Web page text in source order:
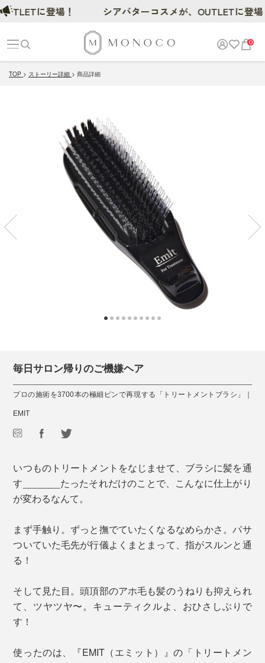
0
TOP ストーリー詳細 商品詳細
毎日サロン帰りのご機嫌ヘア
プロの施術を3700本の極細ピンで再現する「トリートメントブラシ」｜
EMIT
いつものトリートメントをなじませて、ブラシに髪を通
す_______たったそれだけのことで、こんなに仕上がり
が変わるなんて。
まず手触り。ずっと撫でていたくなるなめらかさ。パサ
ついていた毛先が行儀よくまとまって、指がスルンと通
る！
そして見た目。頭頂部のアホ毛も髪のうねりも抑えられ
て、ツヤツヤ〜。キューティクルよ、おひさしぶりで
す！
使ったのは、『EMIT（エミット）』の「トリートメン
に登場！ シアバターコスメが、OUTLETに登場！